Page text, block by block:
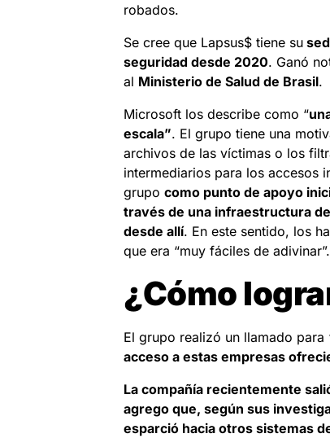
robados.
Se cree que Lapsus$ tiene su
seguridad desde 2020. Ganó
al Ministerio de Salud de Brasil.
Microsoft los describe como “
escala”. El grupo tiene una
archivos de las víctimas o los
intermediarios para los accesos
grupo como punto de apoyo
través de una infraestructura
desde allí. En este sentido, los
que era “muy fáciles de adivinar”.
¿Cómo
El grupo realizó un llamado para
acceso a estas empresas
La compañía recientemente
agrego que, según sus
esparció hacia otros sistemas